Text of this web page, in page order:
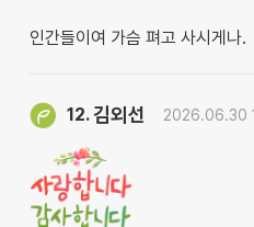
인간들이여 가슴 펴고 사시게나.
12.김외선 2026.06.30